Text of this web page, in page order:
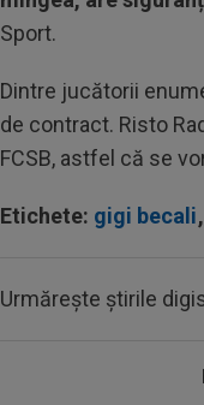
Sport.
Dintre jucătorii
de contract. Risto
FCSB, astfel că se
Etichete: gigi becali,
Urmărește știrile